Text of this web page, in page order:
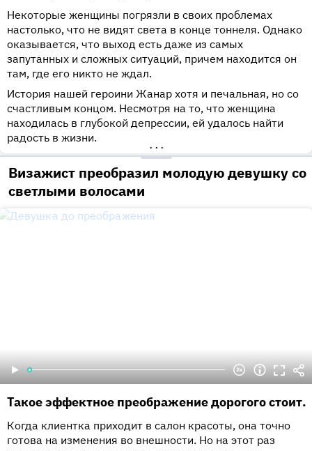
Некоторые женщины погрязли в своих проблемах
настолько, что не видят света в конце тоннеля. Однако
оказывается, что выход есть даже из самых
запутанных и сложных ситуаций, причем находится он
там, где его никто не ждал.
История нашей героини Жанар хотя и печальная, но со
счастливым концом. Несмотря на то, что женщина
находилась в глубокой депрессии, ей удалось найти
радость в жизни.
•••
Визажист преобразил молодую девушку со
светлыми волосами
Такое эффектное преображение дорогого стоит.
Когда клиентка приходит в салон красоты, она точно
готова на изменения во внешности. Но на этот раз